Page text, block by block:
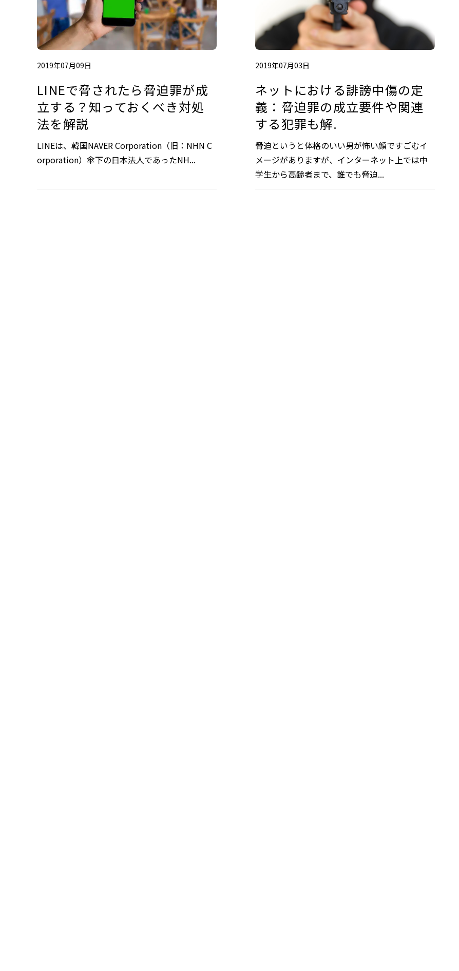
2019年07月09日
LINEで脅されたら脅迫罪が成
立する？知っておくべき対処
法を解説
LINEは、韓国NAVER Corporation（旧：NHN C
orporation）傘下の日本法人であったNH...
2019年07月03日
ネットにおける誹謗中傷の定
義：脅迫罪の成立要件や関連
する犯罪も解.
脅迫というと体格のいい男が怖い顔ですごむイ
メージがありますが、インターネット上では中
学生から高齢者まで、誰でも脅迫...